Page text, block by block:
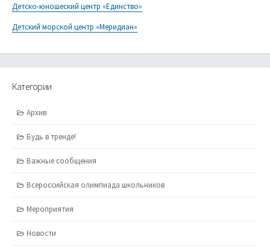
Детско-юношеский центр «Единство»
Детский морской центр «Меридиан»
Категории
Архив
Будь в тренде!
Важные сообщения
Всероссийская олимпиада школьников
Мероприятия
Новости